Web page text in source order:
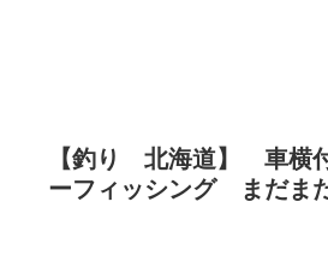
【釣り 北海道】 車横
ーフィッシング まだま